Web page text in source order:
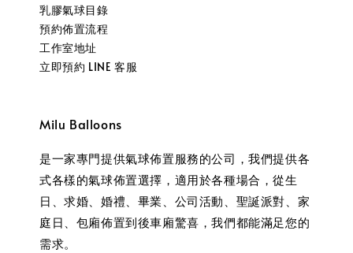
乳膠氣球目錄
預約佈置流程
工作室地址
立即預約 LINE 客服
Milu Balloons
是一家專門提供氣球佈置服務的公司，我們提供各
式各樣的氣球佈置選擇，適用於各種場合，從生
日、求婚、婚禮、畢業、公司活動、聖誕派對、家
庭日、包廂佈置到後車廂驚喜，我們都能滿足您的
需求。